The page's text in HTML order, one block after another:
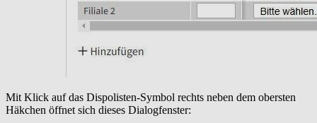
Mit Klick auf das Dispolisten-Symbol rechts neben dem obersten
Häkchen öffnet sich dieses Dialogfenster: